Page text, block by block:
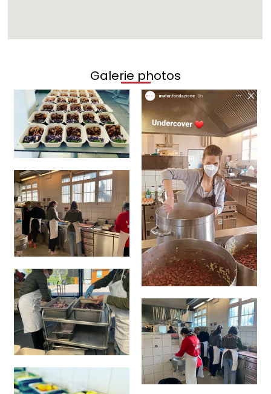
Intersectionnalisme :
la volonté de poursuivre des
objectifs visant à l’abolition des positions
désavantageuses et de la discrimination sociale dans
des catégories telles que la profession, la classe et le
sexe.
Mutualisme :théorie économique prônant une société
socialiste, basée sur le libre marché et les usufruitiers
par la mise en œuvre pratique de la coopération, de la
libre association et du profit social.
2. ACTIVITE D’URGENCE
Le terme « commisary kitchen » comprend toutes les
activités d’urgences de préparation et de distribution
de repas gratuits en lien avec la pandémie.
Grâce à plus de 20 chefs professionnels et 15 cuisiniers
tous contraints au chômage technique (pendant cette
période de fermeture), Mater Fondazione a été
opérationnels sur trois périodes distinctes depuis le
milieu 2020.
Chaque chef avait carte blanche pour le menu. Le but
était de maintenir le prix de la barquette à CHF 3.50 en
moyenne. En collaboration avec des diététiciens, les
chefs confectionnaient des barquettes qui
Galerie photos